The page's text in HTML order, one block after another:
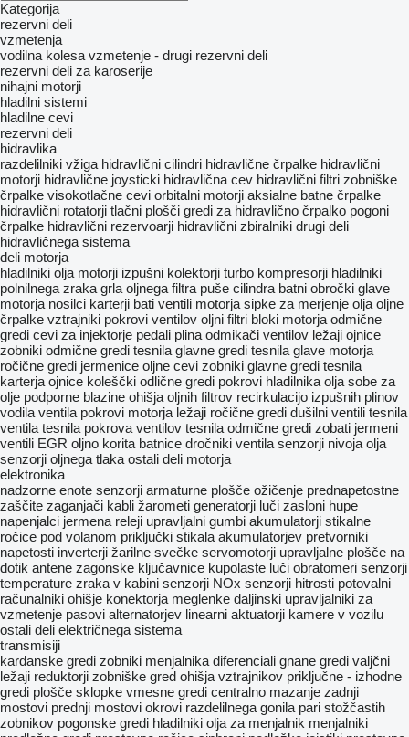
Kategorija
rezervni deli
vzmetenja
vodilna kolesa vzmetenje - drugi rezervni deli
rezervni deli za karoserije
nihajni motorji
hladilni sistemi
hladilne cevi
rezervni deli
hidravlika
razdelilniki vžiga hidravlični cilindri hidravlične črpalke hidravlični
motorji hidravlične joysticki hidravlična cev hidravlični filtri zobniške
črpalke visokotlačne cevi orbitalni motorji aksialne batne črpalke
hidravlični rotatorji tlačni plošči gredi za hidravlično črpalko pogoni
črpalke hidravlični rezervoarji hidravlični zbiralniki drugi deli
hidravličnega sistema
deli motorja
hladilniki olja motorji izpušni kolektorji turbo kompresorji hladilniki
polnilnega zraka grla oljnega filtra puše cilindra batni obročki glave
motorja nosilci karterji bati ventili motorja sipke za merjenje olja oljne
črpalke vztrajniki pokrovi ventilov oljni filtri bloki motorja odmične
gredi cevi za injektorje pedali plina odmikači ventilov ležaji ojnice
zobniki odmične gredi tesnila glavne gredi tesnila glave motorja
ročične gredi jermenice oljne cevi zobniki glavne gredi tesnila
karterja ojnice koleščki odlične gredi pokrovi hladilnika olja sobe za
olje podporne blazine ohišja oljnih filtrov recirkulacijo izpušnih plinov
vodila ventila pokrovi motorja ležaji ročične gredi dušilni ventili tesnila
ventila tesnila pokrova ventilov tesnila odmične gredi zobati jermeni
ventili EGR oljno korita batnice dročniki ventila senzorji nivoja olja
senzorji oljnega tlaka ostali deli motorja
elektronika
nadzorne enote senzorji armaturne plošče ožičenje prednapetostne
zaščite zaganjači kabli žarometi generatorji luči zasloni hupe
napenjalci jermena releji upravljalni gumbi akumulatorji stikalne
ročice pod volanom priključki stikala akumulatorjev pretvorniki
napetosti inverterji žarilne svečke servomotorji upravljalne plošče na
dotik antene zagonske ključavnice kupolaste luči obratomeri senzorji
temperature zraka v kabini senzorji NOx senzorji hitrosti potovalni
računalniki ohišje konektorja meglenke daljinski upravljalniki za
vzmetenje pasovi alternatorjev linearni aktuatorji kamere v vozilu
ostali deli električnega sistema
transmisiji
kardanske gredi zobniki menjalnika diferenciali gnane gredi valjčni
ležaji reduktorji zobniške gred ohišja vztrajnikov priključne - izhodne
gredi plošče sklopke vmesne gredi centralno mazanje zadnji
mostovi prednji mostovi okrovi razdelilnega gonila pari stožčastih
zobnikov pogonske gredi hladilniki olja za menjalnik menjalniki